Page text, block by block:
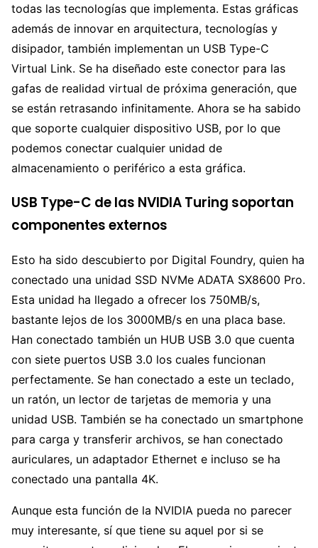
todas las tecnologías que implementa. Estas gráficas
además de innovar en arquitectura, tecnologías y
disipador, también implementan un USB Type-C
Virtual Link. Se ha diseñado este conector para las
gafas de realidad virtual de próxima generación, que
se están retrasando infinitamente. Ahora se ha sabido
que soporte cualquier dispositivo USB, por lo que
podemos conectar cualquier unidad de
almacenamiento o periférico a esta gráfica.
USB Type-C de las NVIDIA Turing soportan
componentes externos
Esto ha sido descubierto por Digital Foundry, quien ha
conectado una unidad SSD NVMe ADATA SX8600 Pro.
Esta unidad ha llegado a ofrecer los 750MB/s,
bastante lejos de los 3000MB/s en una placa base.
Han conectado también un HUB USB 3.0 que cuenta
con siete puertos USB 3.0 los cuales funcionan
perfectamente. Se han conectado a este un teclado,
un ratón, un lector de tarjetas de memoria y una
unidad USB. También se ha conectado un smartphone
para carga y transferir archivos, se han conectado
auriculares, un adaptador Ethernet e incluso se ha
conectado una pantalla 4K.
Aunque esta función de la NVIDIA pueda no parecer
muy interesante, sí que tiene su aquel por si se